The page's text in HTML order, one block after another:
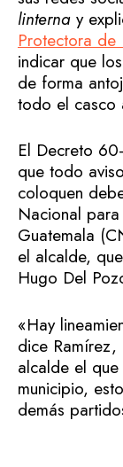
linterna y
Protectora de
indicar que
de forma
todo el casco
El Decreto
que todo
coloquen
Nacional
Guatemala
el alcalde,
Hugo Del
«Hay
dice
alcalde el
municipio,
demás